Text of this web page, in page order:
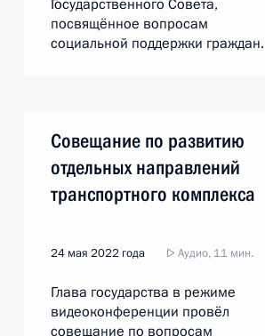
Государственного Совета,
посвящённое вопросам
социальной поддержки граждан.
Совещание по развитию
отдельных направлений
транспортного комплекса
24 мая 2022 года Аудио, 11 мин.
Глава государства в режиме
видеоконференции провёл
совещание по вопросам